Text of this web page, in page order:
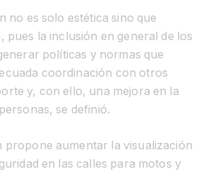
no es solo estética sino que
pues la inclusión en general de los
políticas y normas que
coordinación con otros
y, con ello, una mejora en la
se definió.
propone aumentar la visualización
en las calles para motos y